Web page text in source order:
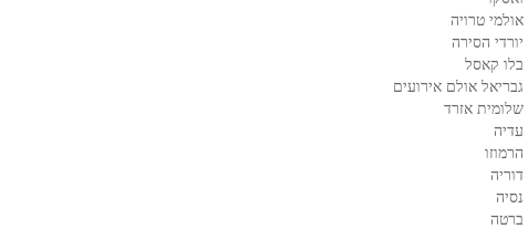
אולמי טרויה
יורדי הסירה
בלו קאסל
גבריאל אולם אירועים
שלומית אזרד
עדיה
הרמוזו
דוריה
נסיה
ברטה